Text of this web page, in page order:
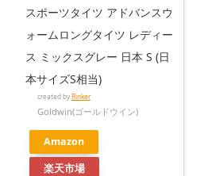
スポーツタイツ アドバンスウ
ォームロングタイツ レディー
ス ミックスグレー 日本 S (日
本サイズS相当)
created byRinker
Goldwin(ゴールドウイン)
Amazon
楽天市場